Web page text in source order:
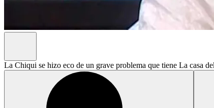
La Chiqui se hizo eco de un grave problema que tiene La casa